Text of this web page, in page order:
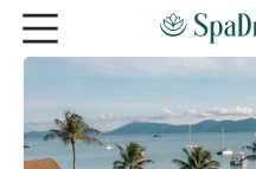
Ir al contenido principal